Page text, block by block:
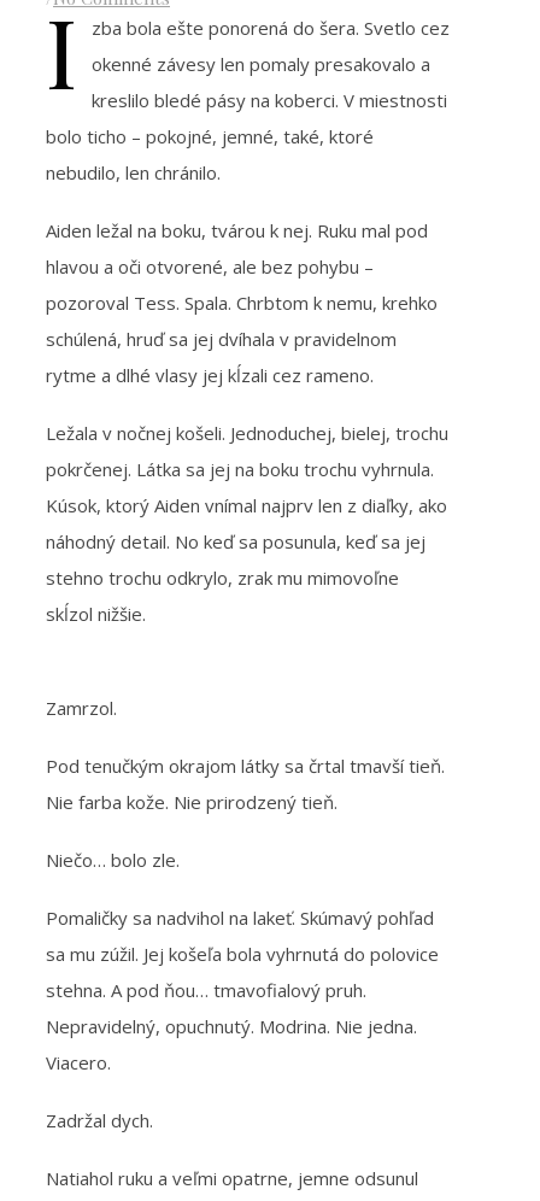
I
zba bola ešte ponorená do šera. Svetlo cez
okenné závesy len pomaly presakovalo a
kreslilo bledé pásy na koberci. V miestnosti
bolo ticho – pokojné, jemné, také, ktoré
nebudilo, len chránilo.
Aiden ležal na boku, tvárou k nej. Ruku mal pod
hlavou a oči otvorené, ale bez pohybu –
pozoroval Tess. Spala. Chrbtom k nemu, krehko
schúlená, hruď sa jej dvíhala v pravidelnom
rytme a dlhé vlasy jej kĺzali cez rameno.
Ležala v nočnej košeli. Jednoduchej, bielej, trochu
pokrčenej. Látka sa jej na boku trochu vyhrnula.
Kúsok, ktorý Aiden vnímal najprv len z diaľky, ako
náhodný detail. No keď sa posunula, keď sa jej
stehno trochu odkrylo, zrak mu mimovoľne
skĺzol nižšie.
Zamrzol.
Pod tenučkým okrajom látky sa črtal tmavší tieň.
Nie farba kože. Nie prirodzený tieň.
Niečo… bolo zle.
Pomaličky sa nadvihol na lakeť. Skúmavý pohľad
sa mu zúžil. Jej košeľa bola vyhrnutá do polovice
stehna. A pod ňou… tmavofialový pruh.
Nepravidelný, opuchnutý. Modrina. Nie jedna.
Viacero.
Zadržal dych.
Natiahol ruku a veľmi opatrne, jemne odsunul